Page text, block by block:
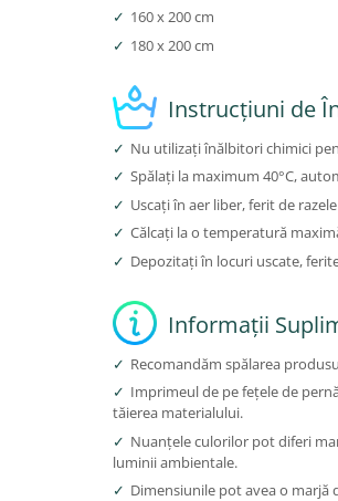
✓ 160 x 200 cm
✓ 180 x 200 cm
Instrucțiuni de
✓ Nu utilizați înălbitori chimici
✓ Spălați la maximum 40°C,
✓ Uscați în aer liber, ferit de
✓ Călcați la o temperatură
✓ Depozitați în locuri uscate,
Informații
✓ Recomandăm spălarea
✓ Imprimeul de pe fețele de
tăierea materialului.
✓ Nuanțele culorilor pot diferi
luminii ambientale.
✓ Dimensiunile pot avea o marjă